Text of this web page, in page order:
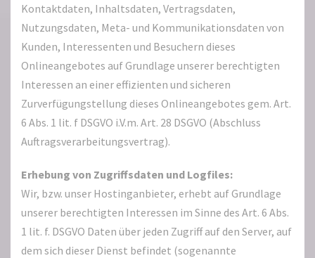
Kontaktdaten, Inhaltsdaten, Vertragsdaten,
Nutzungsdaten, Meta- und Kommunikationsdaten von
Kunden, Interessenten und Besuchern dieses
Onlineangebotes auf Grundlage unserer berechtigten
Interessen an einer effizienten und sicheren
Zurverfügungstellung dieses Onlineangebotes gem. Art.
6 Abs. 1 lit. f DSGVO i.V.m. Art. 28 DSGVO (Abschluss
Auftragsverarbeitungsvertrag).
Erhebung von Zugriffsdaten und Logfiles:
Wir, bzw. unser Hostinganbieter, erhebt auf Grundlage
unserer berechtigten Interessen im Sinne des Art. 6 Abs.
1 lit. f. DSGVO Daten über jeden Zugriff auf den Server, auf
dem sich dieser Dienst befindet (sogenannte